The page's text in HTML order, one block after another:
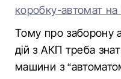
коробку-автомат
Тому про заборону
дій з АКП треба
машини з